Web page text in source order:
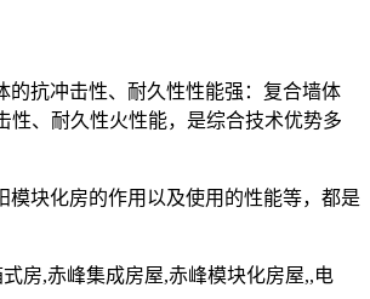
的抗冲击性、耐久性性能强：复合墙体
性、耐久性火性能，是综合技术优势多
块化房的作用以及使用的性能等，都是
房,赤峰集成房屋,赤峰模块化房屋,,电